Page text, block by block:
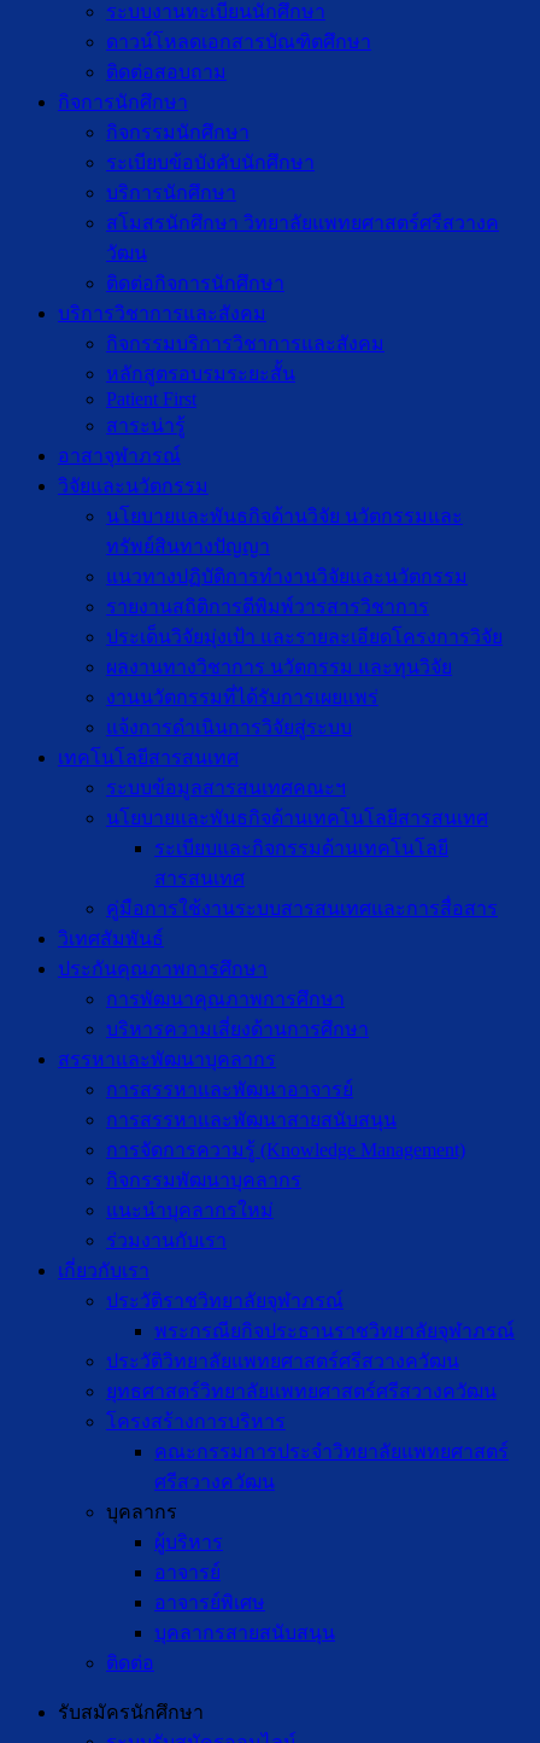
ระบบงานทะเบียนนักศึกษา
ดาวน์โหลดเอกสารบัณฑิตศึกษา
ติดต่อสอบถาม
กิจการนักศึกษา
กิจกรรมนักศึกษา
ระเบียบข้อบังคับนักศึกษา
บริการนักศึกษา
สโมสรนักศึกษา วิทยาลัยแพทยศาสตร์ศรีสวางค
วัฒน
ติดต่อกิจการนักศึกษา
บริการวิชาการและสังคม
กิจกรรมบริการวิชาการและสังคม
หลักสูตรอบรมระยะสั้น
Patient First
สาระน่ารู้
อาสาจุฬาภรณ์
วิจัยและนวัตกรรม
นโยบายและพันธกิจด้านวิจัย นวัตกรรมและ
ทรัพย์สินทางปัญญา
แนวทางปฏิบัติการทำงานวิจัยและนวัตกรรม
รายงานสถิติการตีพิมพ์วารสารวิชาการ
ประเด็นวิจัยมุ่งเป้า และรายละเอียดโครงการวิจัย
ผลงานทางวิชาการ นวัตกรรม และทุนวิจัย
งานนวัตกรรมที่ได้รับการเผยแพร่
แจ้งการดำเนินการวิจัยสู่ระบบ
เทคโนโลยีสารสนเทศ
ระบบข้อมูลสารสนเทศคณะฯ
นโยบายและพันธกิจด้านเทคโนโลยีสารสนเทศ
ระเบียบและกิจกรรมด้านเทคโนโลยี
สารสนเทศ
คู่มือการใช้งานระบบสารสนเทศและการสื่อสาร
วิเทศสัมพันธ์
ประกันคุณภาพการศึกษา
การพัฒนาคุณภาพการศึกษา
บริหารความเสี่ยงด้านการศึกษา
สรรหาและพัฒนาบุคลากร
การสรรหาและพัฒนาอาจารย์
การสรรหาและพัฒนาสายสนับสนุน
การจัดการความรู้ (Knowledge Management)
กิจกรรมพัฒนาบุคลากร
แนะนำบุคลากรใหม่
ร่วมงานกับเรา
เกี่ยวกับเรา
ประวัติราชวิทยาลัยจุฬาภรณ์
พระกรณียกิจประธานราชวิทยาลัยจุฬาภรณ์
ประวัติวิทยาลัยแพทยศาสตร์ศรีสวางควัฒน
ยุทธศาสตร์วิทยาลัยแพทยศาสตร์ศรีสวางควัฒน
โครงสร้างการบริหาร
คณะกรรมการประจำวิทยาลัยแพทยศาสตร์
ศรีสวางควัฒน
บุคลากร
ผู้บริหาร
อาจารย์
อาจารย์พิเศษ
บุคลากรสายสนับสนุน
ติดต่อ
รับสมัครนักศึกษา